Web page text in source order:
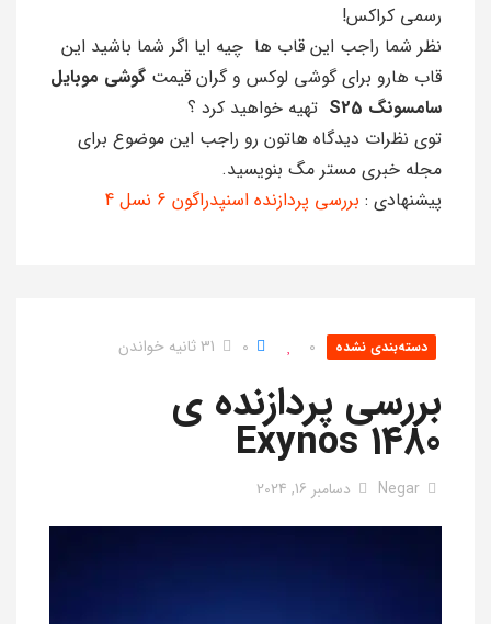
رسمی کراکس!
نظر شما راجب این قاب ها چیه ایا اگر شما باشید این
قاب هارو برای گوشی لوکس و گران قیمت گوشی موبایل
سامسونگ S25
تهیه خواهید کرد ؟
توی نظرات دیدگاه هاتون رو راجب این موضوع برای
مجله خبری مستر مگ بنویسید.
پیشنهادی : بررسی پردازنده اسنپدراگون 6 نسل 4
دسته‌بندی نشده 0
0 31 ثانیه خواندن
بررسی پردازنده ی
Exynos 1480
Negar دسامبر 16, 2024